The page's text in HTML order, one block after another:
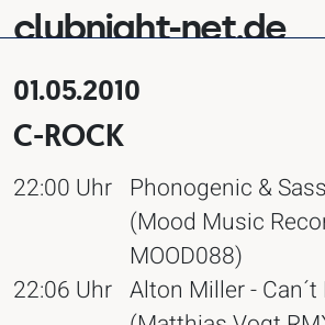
clubnight-net.de
01.05.2010
C-ROCK
22:00 Uhr Phonogenic &
(Mood Music
MOOD088)
22:06 Uhr Alton Miller -